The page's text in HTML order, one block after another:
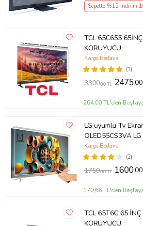
Sepette %12 İndirim
TCL 65C655
KORUYUCU
(1)
Kargo Bedava
3300,00 TL 2475
264,00 TL'den
LG uyumlu Tv
OLED55CS3VA
inc CS3 Serisi 4K
(2)
Kargo Bedava
1750,00 TL 1600
170,66 TL'den
TCL 65T6C 65 İNÇ
KORUYUCU